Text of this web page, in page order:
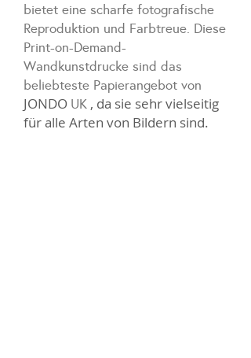
bietet eine scharfe fotografische
Reproduktion und Farbtreue. Diese
Print-on-Demand-
Wandkunstdrucke sind das
beliebteste Papierangebot von
JONDO UK , da sie sehr vielseitig
für alle Arten von Bildern sind.